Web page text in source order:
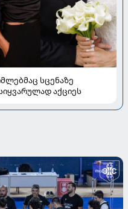
სცენაზე
აქციეს